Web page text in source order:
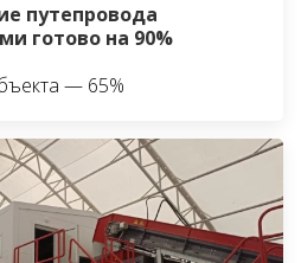
путепровода
готово на 90%
— 65%